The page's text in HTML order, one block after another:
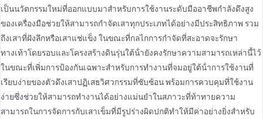
เป็นนวัตกรรมใหม่ที่ออกแบบมาสําหรับการใช้งานระดับมืออาชีพกําลังดึงสูง
ของเครื่องมือช่วยให้สามารถกําจัดเสาทุกประเภทได้อย่างมีประสิทธิภาพ รวม
ถึงเสาที่ฝังลึกหรือเสาแช่แข็ง ในขณะที่กลไกการกําจัดที่สะอาดจะรักษา
ทางเท้าโดยรอบและโครงสร้างดินรุ่นใต้น้ํายังคงรักษาความสามารถเหล่านี้ไว้
ในขณะที่เพิ่มการป้องกันเฉพาะสําหรับการทํางานที่จมอยู่ใต้น้ําการใช้งานที่
เรียบง่ายของตัวดึงเสาปฏิเสธวิศวกรรมที่ซับซ้อน พร้อมการควบคุมที่ใช้งาน
ง่ายซึ่งช่วยให้สามารถทํางานได้อย่างแม่นยําในสภาวะที่ท้าทายความ
สามารถในการจัดการกับเสาเข็มที่มีรูปร่างผิดปกติทําให้มีค่าอย่างยิ่งสําหรับ